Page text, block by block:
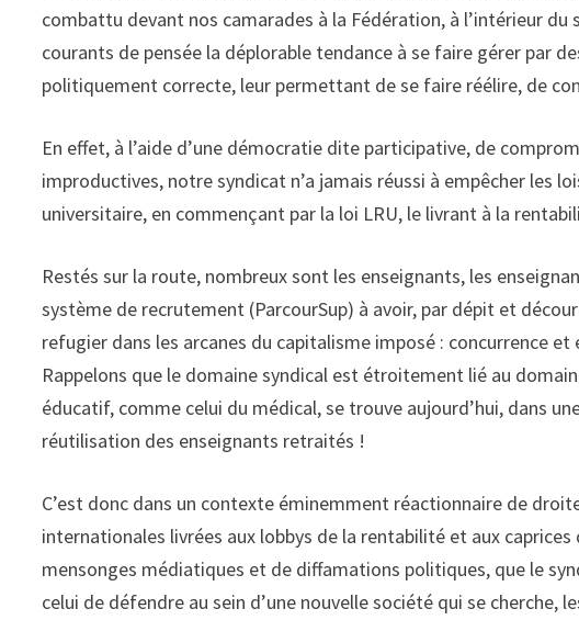
combattu devant nos camarades à la Fédération, à l’intérieur du
courants de pensée la déplorable tendance à se faire gérer par
politiquement correcte, leur permettant de se faire réélire, de
En effet, à l’aide d’une démocratie dite participative, de
improductives, notre syndicat n’a jamais réussi à empêcher les
universitaire, en commençant par la loi LRU, le livrant à la
Restés sur la route, nombreux sont les enseignants, les
système de recrutement (ParcourSup) à avoir, par dépit et
refugier dans les arcanes du capitalisme imposé : concurrence
Rappelons que le domaine syndical est étroitement lié au
éducatif, comme celui du médical, se trouve aujourd’hui, dans
réutilisation des enseignants retraités !
C’est donc dans un contexte éminemment réactionnaire de
internationales livrées aux lobbys de la rentabilité et aux
mensonges médiatiques et de diffamations politiques, que le
celui de défendre au sein d’une nouvelle société qui se cherche,